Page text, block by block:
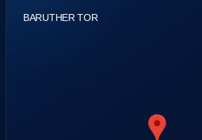
BARUTHER TOR